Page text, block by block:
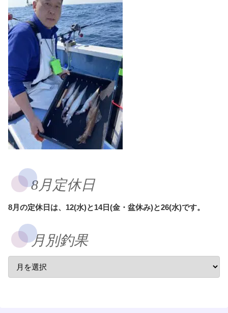
8月定休日
8月の定休日は、12(水)と14日(金・盆休み)と26(水)です。
月別釣果